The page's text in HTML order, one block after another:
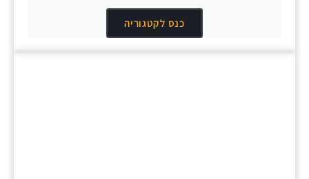
כנס לקטגוריה